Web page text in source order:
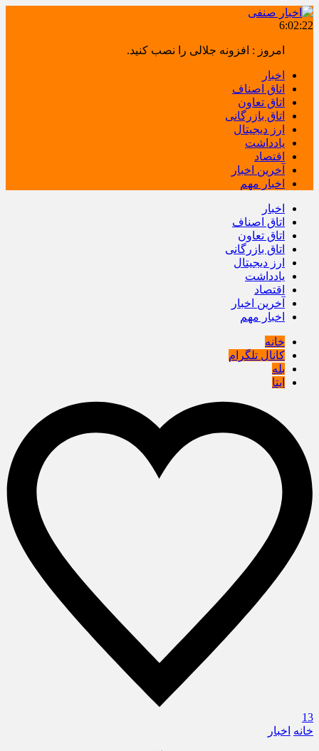
6:02:22
امروز : افزونه جلالی را نصب کنید.
اخبار
اتاق اصناف
اتاق تعاون
اتاق بازرگانی
ارز دیجیتال
یادداشت
اقتصاد
آخرین اخبار
اخبار مهم
اخبار
اتاق اصناف
اتاق تعاون
اتاق بازرگانی
ارز دیجیتال
یادداشت
اقتصاد
آخرین اخبار
اخبار مهم
خانه
کانال تلگرام
بله
ایتا
13
خانه اخبار